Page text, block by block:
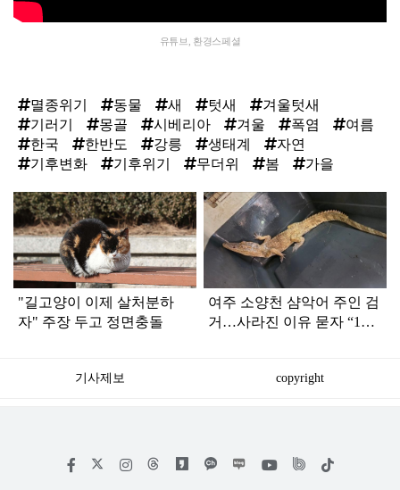
유튜브, 환경스페셜
멸종위기 동물 새 텃새
겨울텃새
기러기
몽골 시베리아 겨울 폭염
여름
한국
한반도 강릉 생태계
자연
기후변화
기후위기 무더위 봄 가을
탑
라
인
"길고양이 이제 살처분하
자" 주장 두고 정면충돌
여주 소양천 샴악어 주인 검
거…사라진 이유 묻자 “120
기사제보 copyright
페
인
위
틱